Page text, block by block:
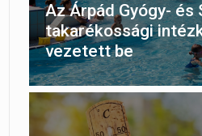
Az Árpád Gyógy-
takarékossági
vezetett be